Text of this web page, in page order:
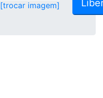
[trocar imagem]